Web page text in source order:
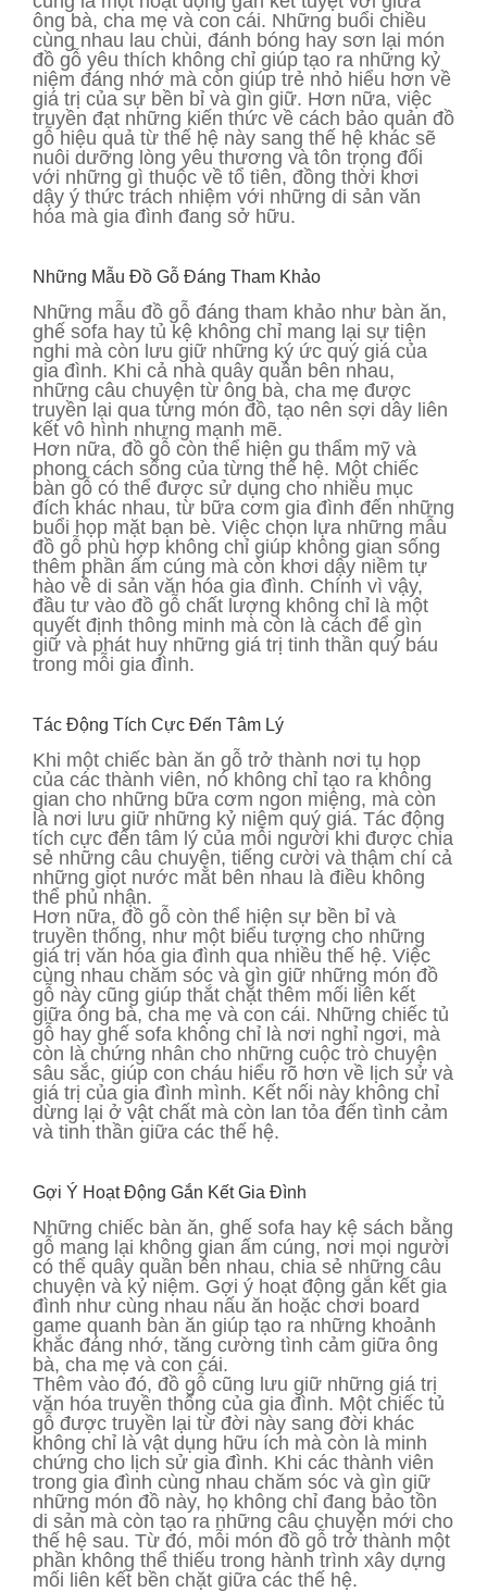
ông bà, cha mẹ và con cái. Những buổi chiều
cùng nhau lau chùi, đánh bóng hay sơn lại món
đồ gỗ yêu thích không chỉ giúp tạo ra những kỷ
niệm đáng nhớ mà còn giúp trẻ nhỏ hiểu hơn về
giá trị của sự bền bỉ và gìn giữ. Hơn nữa, việc
truyền đạt những kiến thức về cách bảo quản đồ
gỗ hiệu quả từ thế hệ này sang thế hệ khác sẽ
nuôi dưỡng lòng yêu thương và tôn trọng đối
với những gì thuộc về tổ tiên, đồng thời khơi
dậy ý thức trách nhiệm với những di sản văn
hóa mà gia đình đang sở hữu.
Những Mẫu Đồ Gỗ Đáng Tham Khảo
Những mẫu đồ gỗ đáng tham khảo như bàn ăn,
ghế sofa hay tủ kệ không chỉ mang lại sự tiện
nghi mà còn lưu giữ những ký ức quý giá của
gia đình. Khi cả nhà quây quần bên nhau,
những câu chuyện từ ông bà, cha mẹ được
truyền lại qua từng món đồ, tạo nên sợi dây liên
kết vô hình nhưng mạnh mẽ.
Hơn nữa, đồ gỗ còn thể hiện gu thẩm mỹ và
phong cách sống của từng thế hệ. Một chiếc
bàn gỗ có thể được sử dụng cho nhiều mục
đích khác nhau, từ bữa cơm gia đình đến những
buổi họp mặt bạn bè. Việc chọn lựa những mẫu
đồ gỗ phù hợp không chỉ giúp không gian sống
thêm phần ấm cúng mà còn khơi dậy niềm tự
hào về di sản văn hóa gia đình. Chính vì vậy,
đầu tư vào đồ gỗ chất lượng không chỉ là một
quyết định thông minh mà còn là cách để gìn
giữ và phát huy những giá trị tinh thần quý báu
trong mỗi gia đình.
Tác Động Tích Cực Đến Tâm Lý
Khi một chiếc bàn ăn gỗ trở thành nơi tụ họp
của các thành viên, nó không chỉ tạo ra không
gian cho những bữa cơm ngon miệng, mà còn
là nơi lưu giữ những kỷ niệm quý giá. Tác động
tích cực đến tâm lý của mỗi người khi được chia
sẻ những câu chuyện, tiếng cười và thậm chí cả
những giọt nước mắt bên nhau là điều không
thể phủ nhận.
Hơn nữa, đồ gỗ còn thể hiện sự bền bỉ và
truyền thống, như một biểu tượng cho những
giá trị văn hóa gia đình qua nhiều thế hệ. Việc
cùng nhau chăm sóc và gìn giữ những món đồ
gỗ này cũng giúp thắt chặt thêm mối liên kết
giữa ông bà, cha mẹ và con cái. Những chiếc tủ
gỗ hay ghế sofa không chỉ là nơi nghỉ ngơi, mà
còn là chứng nhân cho những cuộc trò chuyện
sâu sắc, giúp con cháu hiểu rõ hơn về lịch sử và
giá trị của gia đình mình. Kết nối này không chỉ
dừng lại ở vật chất mà còn lan tỏa đến tình cảm
và tinh thần giữa các thế hệ.
Gợi Ý Hoạt Động Gắn Kết Gia Đình
Những chiếc bàn ăn, ghế sofa hay kệ sách bằng
gỗ mang lại không gian ấm cúng, nơi mọi người
có thể quây quần bên nhau, chia sẻ những câu
chuyện và kỷ niệm. Gợi ý hoạt động gắn kết gia
đình như cùng nhau nấu ăn hoặc chơi board
game quanh bàn ăn giúp tạo ra những khoảnh
khắc đáng nhớ, tăng cường tình cảm giữa ông
bà, cha mẹ và con cái.
Thêm vào đó, đồ gỗ cũng lưu giữ những giá trị
văn hóa truyền thống của gia đình. Một chiếc tủ
gỗ được truyền lại từ đời này sang đời khác
không chỉ là vật dụng hữu ích mà còn là minh
chứng cho lịch sử gia đình. Khi các thành viên
trong gia đình cùng nhau chăm sóc và gìn giữ
những món đồ này, họ không chỉ đang bảo tồn
di sản mà còn tạo ra những câu chuyện mới cho
thế hệ sau. Từ đó, mỗi món đồ gỗ trở thành một
phần không thể thiếu trong hành trình xây dựng
mối liên kết bền chặt giữa các thế hệ.